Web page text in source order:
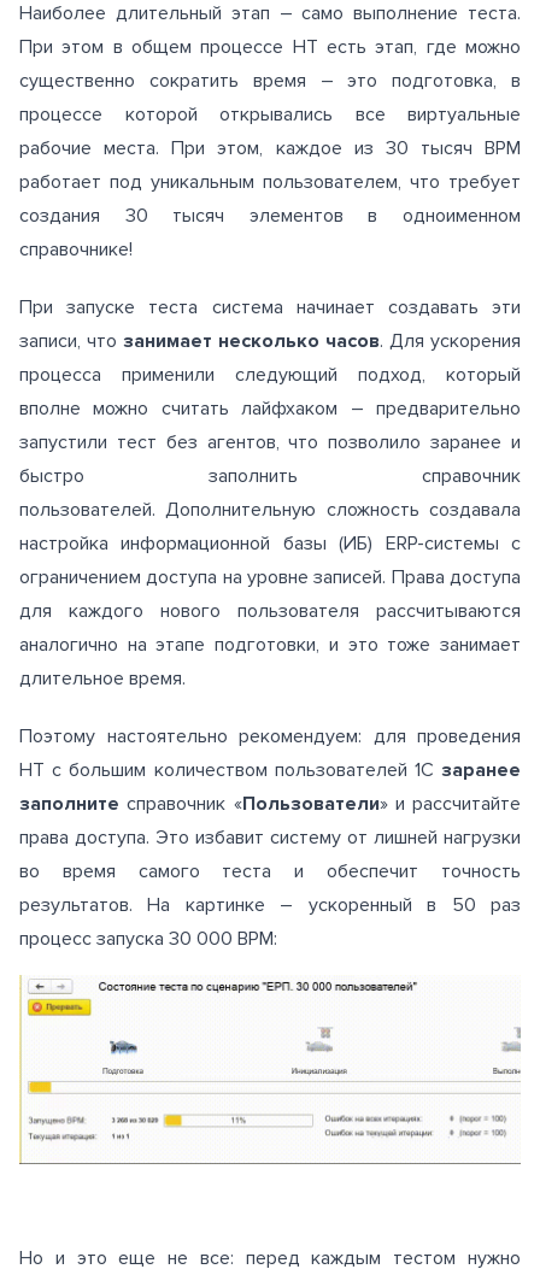
Наиболее длительный этап – само выполнение теста.
При этом в общем процессе НТ есть этап, где можно
существенно сократить время – это подготовка, в
процессе которой открывались все виртуальные
рабочие места. При этом, каждое из 30 тысяч ВРМ
работает под уникальным пользователем, что требует
создания 30 тысяч элементов в одноименном
справочнике!
При запуске теста система начинает создавать эти
записи, что занимает несколько часов. Для ускорения
процесса применили следующий подход, который
вполне можно считать лайфхаком – предварительно
запустили тест без агентов, что позволило заранее и
быстро заполнить справочник
пользователей. Дополнительную сложность создавала
настройка информационной базы (ИБ) ERP-системы с
ограничением доступа на уровне записей. Права доступа
для каждого нового пользователя рассчитываются
аналогично на этапе подготовки, и это тоже занимает
длительное время.
Поэтому настоятельно рекомендуем: для проведения
НТ с большим количеством пользователей 1С заранее
заполните справочник «Пользователи» и рассчитайте
права доступа. Это избавит систему от лишней нагрузки
во время самого теста и обеспечит точность
результатов. На картинке – ускоренный в 50 раз
процесс запуска 30 000 ВРМ:
Но и это еще не все: перед каждым тестом нужно